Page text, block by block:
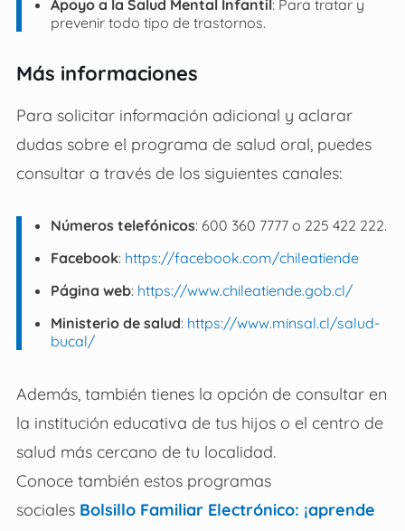
Apoyo a la Salud Mental Infantil : Para tratar y
prevenir todo tipo de trastornos.
Más informaciones
Para solicitar información adicional y aclarar
dudas sobre el programa de salud oral, puedes
consultar a través de los siguientes canales:
Números telefónicos: 600 360 7777 o 225 422 222.
Facebook: https://facebook.com/chileatiende
Página web: https://www.chileatiende.gob.cl/
Ministerio de salud: https://www.minsal.cl/salud-
bucal/
Además, también tienes la opción de consultar en
la institución educativa de tus hijos o el centro de
salud más cercano de tu localidad.
Conoce también estos programas
sociales Bolsillo Familiar Electrónico: ¡aprende